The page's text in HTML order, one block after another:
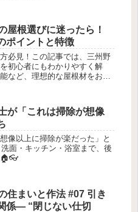
屋根選びに迷ったら！
ポイントと特徴
必見！この記事では、三州野
初心者にもわかりやすく解
など、理想的な屋根材をお探
が「これは掃除が想像
像以上に掃除が楽だった」と
面・キッチン・浴室まで、後
🏠👓
住まいと作法 #07 引き
係― “閉じない仕切